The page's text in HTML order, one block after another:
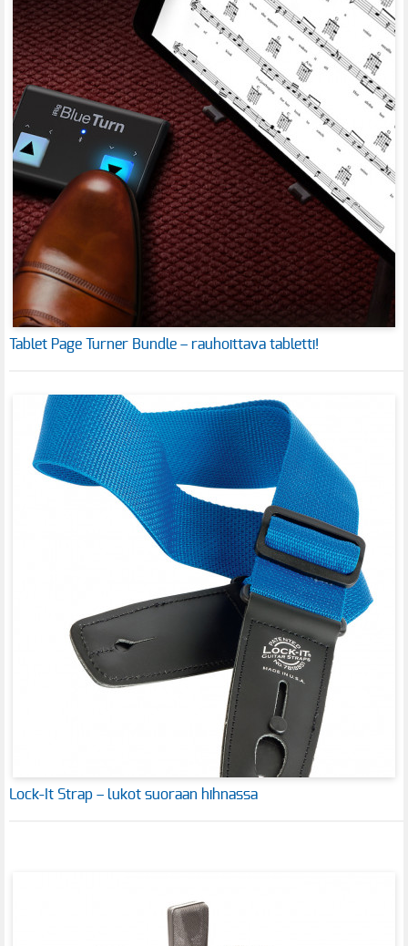
Tablet Page Turner Bundle – rauhoittava tabletti!
Lock-It Strap – lukot suoraan hihnassa